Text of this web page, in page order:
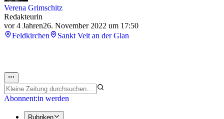
Verena Grimschitz
Redakteurin
vor 4 Jahren26. November 2022 um 17:50
Feldkirchen
Sankt Veit an der Glan
Abonnent:in werden
Rubriken